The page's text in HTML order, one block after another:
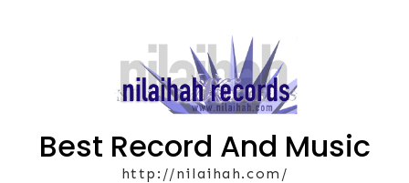
Best Record And Music
http://nilaihah.com/